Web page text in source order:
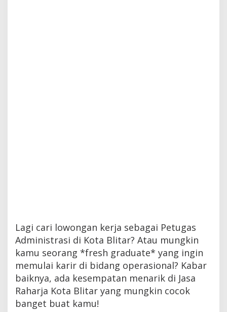
Lagi cari lowongan kerja sebagai Petugas
Administrasi di Kota Blitar? Atau mungkin
kamu seorang *fresh graduate* yang ingin
memulai karir di bidang operasional? Kabar
baiknya, ada kesempatan menarik di Jasa
Raharja Kota Blitar yang mungkin cocok
banget buat kamu!